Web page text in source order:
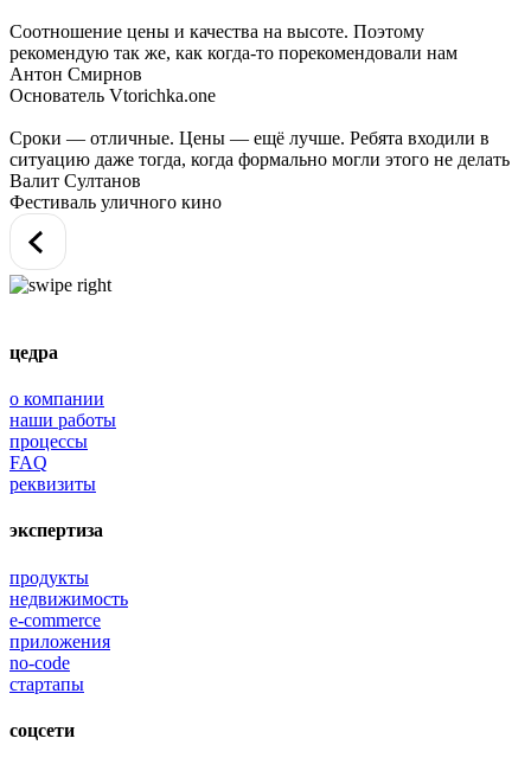
Соотношение цены и качества на высоте. Поэтому
рекомендую так же, как когда-то порекомендовали нам
Антон Смирнов
Основатель Vtorichka.one
Сроки — отличные. Цены — ещё лучше. Ребята входили в
ситуацию даже тогда, когда формально могли этого не делать
Валит Султанов
Фестиваль уличного кино
цедра
о компании
наши работы
процессы
FAQ
реквизиты
экспертиза
продукты
недвижимость
e-commerce
приложения
no-code
стартапы
соцсети